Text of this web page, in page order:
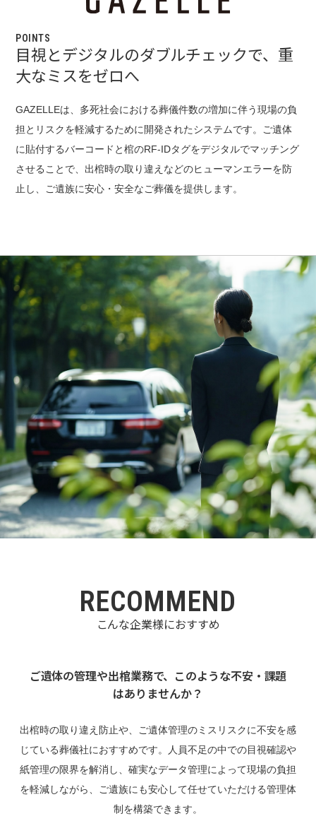
POINTS
目視とデジタルのダブルチェックで、重
大なミスをゼロへ
GAZELLEは、多死社会における葬儀件数の増加に伴う現場の負
担とリスクを軽減するために開発されたシステムです。ご遺体
に貼付するバーコードと棺のRF-IDタグをデジタルでマッチング
させることで、出棺時の取り違えなどのヒューマンエラーを防
止し、ご遺族に安心・安全なご葬儀を提供します。
RECOMMEND
こんな企業様におすすめ
ご遺体の管理や出棺業務で、このような不安・課題
はありませんか？
出棺時の取り違え防止や、ご遺体管理のミスリスクに不安を感
じている葬儀社におすすめです。人員不足の中での目視確認や
紙管理の限界を解消し、確実なデータ管理によって現場の負担
を軽減しながら、ご遺族にも安心して任せていただける管理体
制を構築できます。